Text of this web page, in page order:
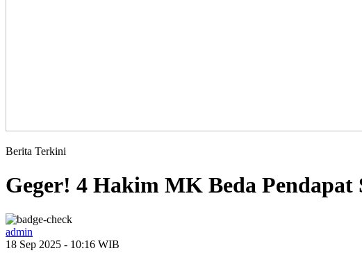
Berita Terkini
Geger! 4 Hakim MK Beda Pendapat
admin
18 Sep 2025 - 10:16 WIB